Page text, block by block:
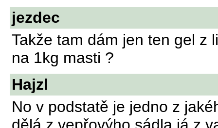
jezdec
Takže tam dám jen ten gel z
na 1kg masti ?
Hajzl
No v podstatě je jedno z